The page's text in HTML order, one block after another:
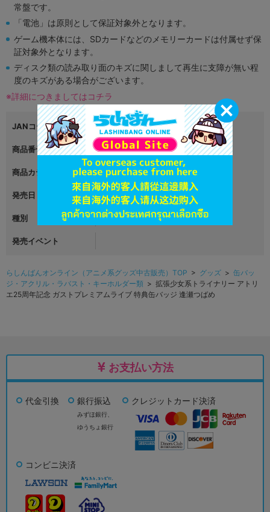
常盤です。
「電池」は原則として保証対象外となります。
ゲーム機本体には、SDカードなどのメモリーカードは付属せず保
証対象外となります。
ディスク類の読み取り面のキズに関しまして再生に支障が無い程
度のキズがある場合がございます。
※詳細につきましてはコチラ
JANコード 4999999999999
商品番号 L05250223
商品カテゴリ グッズ
発売日 2023年05月20日
種別 缶バッジ
発売イベント
らしんばんオンライン（アニメ系グッズ中古販売）TOP > グッズ > 缶バッ
ジ・アクリル・ラバスト・キーホルダー類 > 拡張少女系トライナリー アトリ
エ25周年記念 ガストプレミアムライブ 特典缶バッジ 逢瀬つばめ
お支払い方法
代金引換 銀行振込
みずほ銀行、
ゆうちょ銀行
クレジットカード決済
コンビニ決済